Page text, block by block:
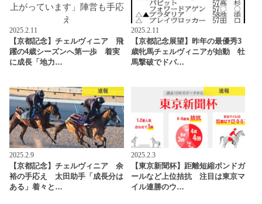
2025.2.11
【京都記念】チェルヴィニア 飛
躍の4歳シーズンへ第一歩 着実
に成長「地力…
2025.2.11
【京都記念展望】昨年の最優秀3
歳牝馬チェルヴィニアが始動 牡
馬撃破でドバ…
速報
2025.2.9
【京都記念】チェルヴィニア 余
裕の手応え 太田助手「成長分は
ある」着々と…
速報
2025.2.3
【東京新聞杯】距離短縮ボンドガ
ールなど上位拮抗 注目は東京マ
イル連勝のウ…